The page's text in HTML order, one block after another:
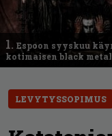
1. Espoon syyskuu
kotimaisen black
LEVYTYSSOPIMUS